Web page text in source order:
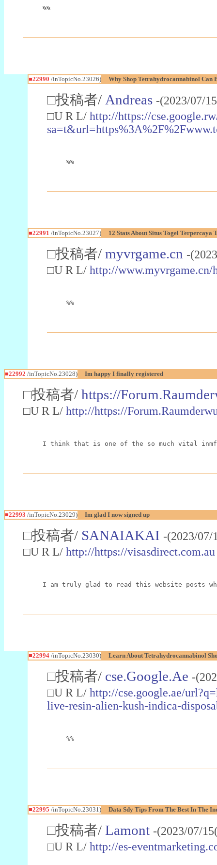
%%
■22990 /inTopicNo.23026) Why Shop Tetrahydrocannabinol Can
□投稿者/ Andreas -(2023/07/
□U R L/ http://https://
%%
■22991 /inTopicNo.23027) 12 Stats About Situs Togel Terpercaya
□投稿者/ myvrgame.cn -
□U R L/ http://www.myvrgame.cn/
%%
■22992 /inTopicNo.23028) Im happy I finally registered
□投稿者/ https://
□U R L/ http://https://
I think that is one of the so much vital
■22993 /inTopicNo.23029) Im glad I now signed up
□投稿者/ SANAIAKAI -(2023/
□U R L/ http://https://visasdirect.com.au
I am truly glad to read this website posts
■22994/inTopicNo.23030) Learn About Tetrahydrocannabinol
□投稿者/ cse.Google.Ae -
□U R L/ http://cse.google.ae/
live-resin-alien-kush-indica-
%%
■22995 /inTopicNo.23031) Data Sdy Tips From The Best In The
□投稿者/ Lamont -(2023/07/
□U R L/ http://es-